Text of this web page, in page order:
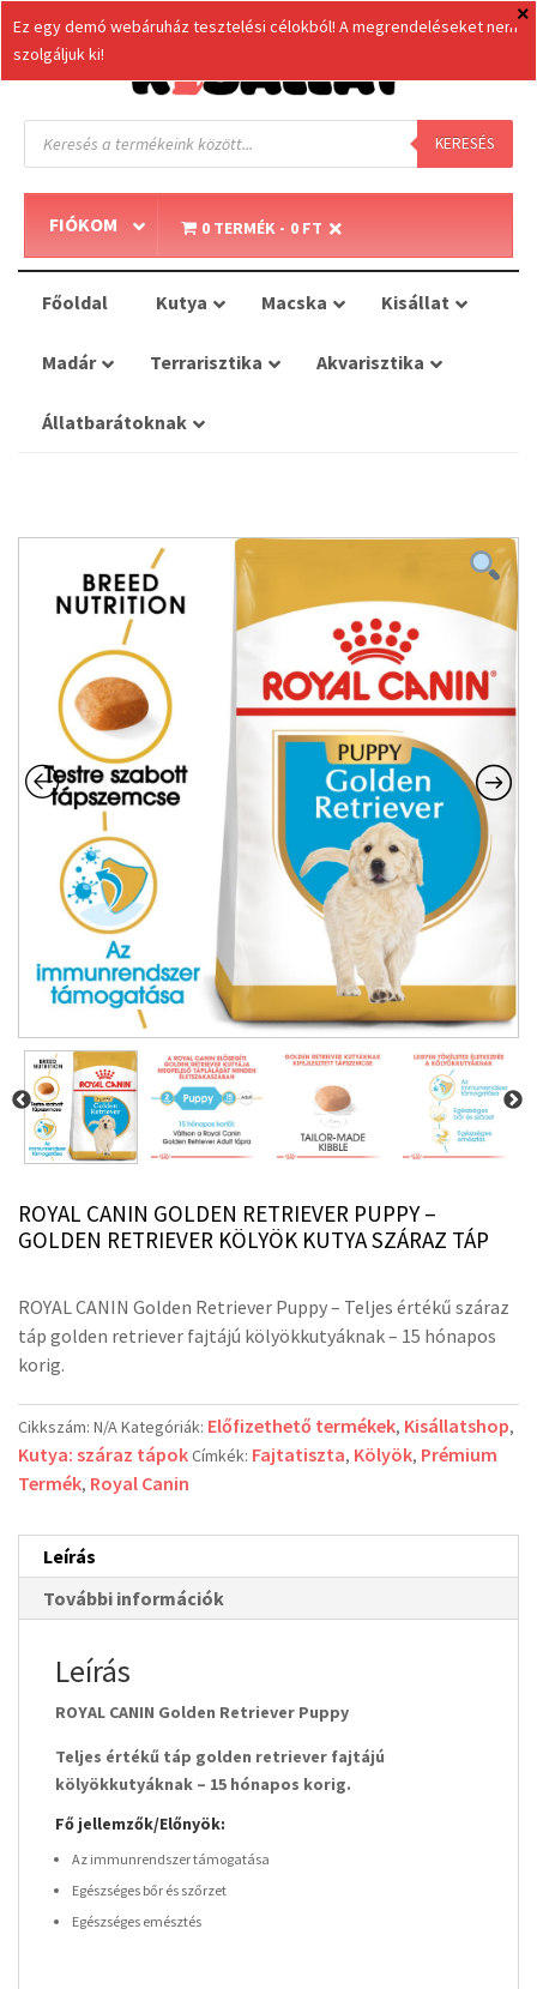
Products
search KERESÉS
FIÓKOM 0 TERMÉK 0 FT
Főoldal Kutya Macska Kisállat
Madár Terrarisztika Akvarisztika
Állatbarátoknak
ROYAL CANIN GOLDEN RETRIEVER PUPPY –
GOLDEN RETRIEVER KÖLYÖK KUTYA SZÁRAZ TÁP
ROYAL CANIN Golden Retriever Puppy – Teljes értékű száraz
táp golden retriever fajtájú kölyökkutyáknak – 15 hónapos
korig.
Cikkszám: N/AKategóriák: Előfizethető termékek, Kisállatshop,
Kutya: száraz tápokCímkék: Fajtatiszta, Kölyök, Prémium
Termék, Royal Canin
Leírás
További információk
Leírás
ROYAL CANIN Golden Retriever Puppy
Teljes értékű táp golden retriever fajtájú
kölyökkutyáknak – 15 hónapos korig.
Fő jellemzők/Előnyök:
Az immunrendszer támogatása
Egészséges bőr és szőrzet
Egészséges emésztés
Ez egy demó webáruház tesztelési célokból! A megrendeléseket nem
szolgáljuk ki!